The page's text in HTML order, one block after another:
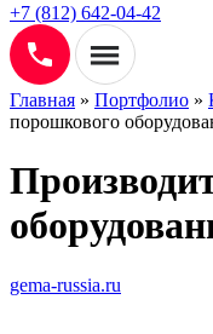
+7 (812) 642-04-42
Главная » Портфолио »
порошкового
gema-russia.ru